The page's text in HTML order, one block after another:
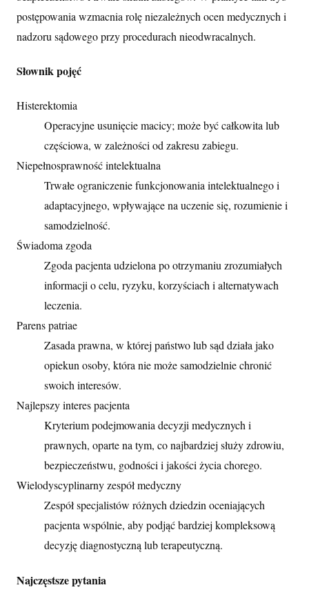
postępowania wzmacnia rolę niezależnych ocen medycznych i
nadzoru sądowego przy procedurach nieodwracalnych.
Słownik pojęć
Histerektomia
Operacyjne usunięcie macicy; może być całkowita lub
częściowa, w zależności od zakresu zabiegu.
Niepełnosprawność intelektualna
Trwałe ograniczenie funkcjonowania intelektualnego i
adaptacyjnego, wpływające na uczenie się, rozumienie i
samodzielność.
Świadoma zgoda
Zgoda pacjenta udzielona po otrzymaniu zrozumiałych
informacji o celu, ryzyku, korzyściach i alternatywach
leczenia.
Parens patriae
Zasada prawna, w której państwo lub sąd działa jako
opiekun osoby, która nie może samodzielnie chronić
swoich interesów.
Najlepszy interes pacjenta
Kryterium podejmowania decyzji medycznych i
prawnych, oparte na tym, co najbardziej służy zdrowiu,
bezpieczeństwu, godności i jakości życia chorego.
Wielodyscyplinarny zespół medyczny
Zespół specjalistów różnych dziedzin oceniających
pacjenta wspólnie, aby podjąć bardziej kompleksową
decyzję diagnostyczną lub terapeutyczną.
Najczęstsze pytania